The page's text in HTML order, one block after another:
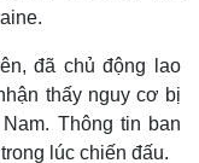
đã chủ động lao
thấy nguy cơ bị
Thông tin ban
lúc chiến đấu.